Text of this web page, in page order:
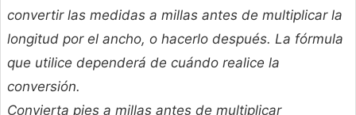
convertir las medidas a millas antes de multiplicar la
longitud por el ancho, o hacerlo después. La fórmula
que utilice dependerá de cuándo realice la
conversión.
Convierta pies a millas antes de multiplicar